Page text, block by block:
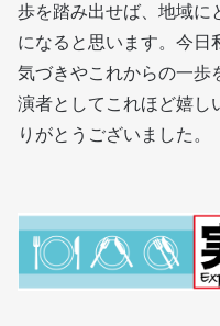
歩を踏み出せば、地域に
になると思います。今日
気づきやこれからの一歩
演者としてこれほど嬉し
りがとうございました。